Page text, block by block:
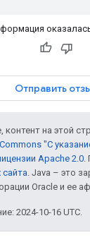
Отправить
контент на этой
"С
Apache 2.0.
. Java – это
Oracle и ее
2024-10-16 UTC.